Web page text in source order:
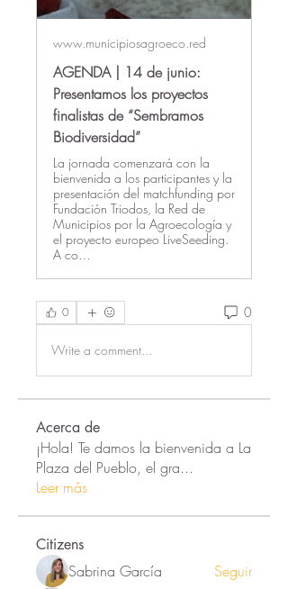
www.municipiosagroeco.red
AGENDA | 14 de junio:
Presentamos los proyectos
finalistas de “Sembramos
Biodiversidad”
La jornada comenzará con la
bienvenida a los participantes y la
presentación del matchfunding por
Fundación Triodos, la Red de
Municipios por la Agroecología y
el proyecto europeo LiveSeeding.
A co…
0 0
Write a comment...
Acerca de
¡Hola! Te damos la bienvenida a La
Plaza del Pueblo, el gra...
Leer más
Citizens
Sabrina García
Seguir